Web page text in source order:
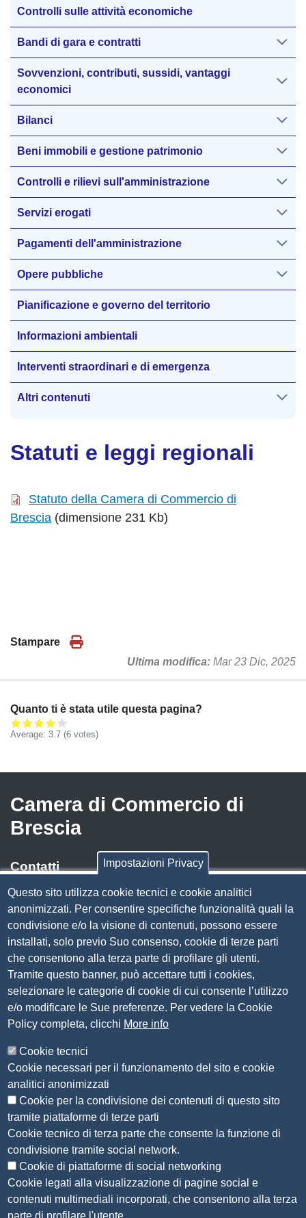
Statuti e leggi regionali
Statuto della Camera di Commercio di
Brescia (dimensione 231 Kb)
Stampare
Ultima modifica Mar 23 Dic, 2025
Quanto ti è stata utile questa pagina?
Average: 3.7 (6 votes)
Controlli sulle attività economiche
Bandi di gara e contratti
Sovvenzioni, contributi, sussidi, vantaggi
economici
Bilanci
Beni immobili e gestione patrimonio
Controlli e rilievi sull'amministrazione
Servizi erogati
Pagamenti dell'amministrazione
Opere pubbliche
Pianificazione e governo del territorio
Informazioni ambientali
Interventi straordinari e di emergenza
Altri contenuti
Camera di Commercio di
Brescia
Contatti
Via Luigi Einaudi, 23, 25121 Brescia BS
Tel. 030 37251
PECcamera.brescia@bs.legalmail.camcom.it
P.IVA 00859790172
C.F. 80013870177
Contatti
Amministrazione Trasparente
Organizzazione
Bandi di concorso
Bandi di gara e contratti
Provvedimenti
Attività e procedimenti
Seguici su
Sito web
Impostazioni Privacy
Questo sito utilizza cookie tecnici e cookie analitici
anonimizzati. Per consentire specifiche funzionalità quali la
condivisione e/o la visione di contenuti, possono essere
installati, solo previo Suo consenso, cookie di terze parti
che consentono alla terza parte di profilare gli utenti.
Tramite questo banner, può accettare tutti i cookies,
selezionare le categorie di cookie di cui consente l’utilizzo
e/o modificare le Sue preferenze. Per vedere la Cookie
Policy completa, clicchi More info
Cookie tecnici
Cookie necessari per il funzionamento del sito e cookie
analitici anonimizzati
Cookie per la condivisione dei contenuti di questo sito
tramite piattaforme di terze parti
Cookie tecnico di terza parte che consente la funzione di
condivisione tramite social network.
Cookie di piattaforme di social networking
Cookie legati alla visualizzazione di pagine social e
contenuti multimediali incorporati, che consentono alla terza
parte di profilare l'utente.